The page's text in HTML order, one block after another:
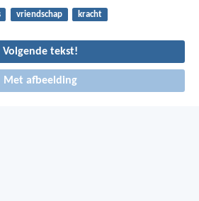
vriendschap kracht
Volgende tekst!
Met afbeelding